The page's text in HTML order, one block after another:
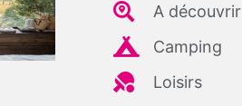
A découvrir
Camping
Loisirs